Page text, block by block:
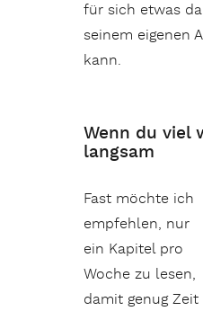
für sich etwas
seinem eigenen
kann.
Wenn du viel
langsam
Fast möchte ich
empfehlen, nur
ein Kapitel pro
Woche zu lesen,
damit genug Zeit